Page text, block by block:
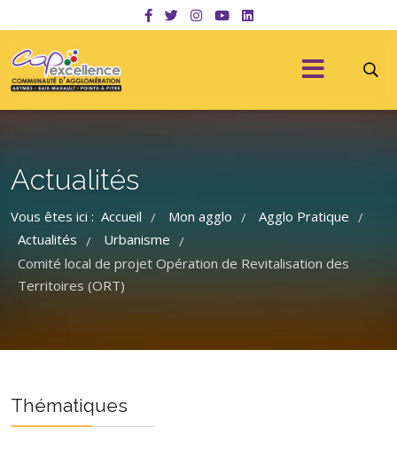
Actualités
Vous êtes ici : Accueil / Mon agglo / Agglo Pratique /
Actualités / Urbanisme /
Comité local de projet Opération de Revitalisation des
Territoires (ORT)
Thématiques